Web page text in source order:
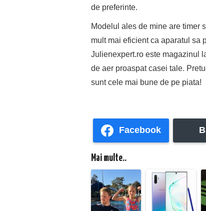
de preferinte.
Modelul ales de mine are timer
mult mai eficient ca aparatul sa
Julienexpert.ro este magazinul
de aer proaspat casei tale.
sunt cele mai bune de pe piata!
Facebook
Mai multe..